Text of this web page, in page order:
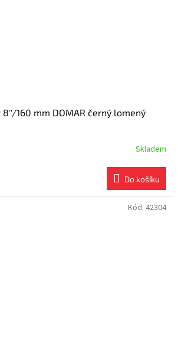
160 mm DOMAR černý lomený
Skladem
Do košíku
Kód: 42304